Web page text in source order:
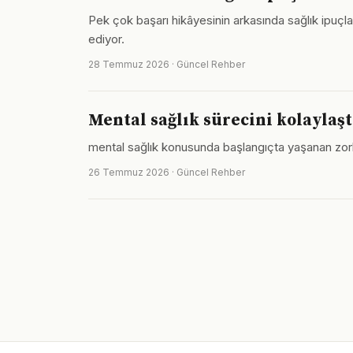
Pek çok başarı hikâyesinin arkasında sağlık
ediyor.
28 Temmuz 2026 · Güncel Rehber
Mental sağlık sürecini
mental sağlık konusunda başlangıçta yaşanan
26 Temmuz 2026 · Güncel Rehber